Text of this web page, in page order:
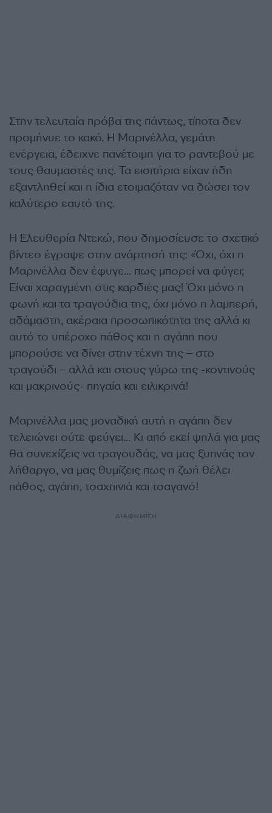
Στην τελευταία πρόβα της πάντως, τίποτα δεν
προμήνυε το κακό. Η Μαρινέλλα, γεμάτη
ενέργεια, έδειχνε πανέτοιμη για το ραντεβού με
τους θαυμαστές της. Τα εισιτήρια είχαν ήδη
εξαντληθεί και η ίδια ετοιμαζόταν να δώσει τον
καλύτερο εαυτό της.
Η Ελευθερία Ντεκώ, που δημοσίευσε το σχετικό
βίντεο έγραψε στην ανάρτησή της: «Όχι, όχι η
Μαρινέλλα δεν έφυγε… πως μπορεί να φύγει;
Είναι χαραγμένη στις καρδιές μας! Όχι μόνο η
φωνή και τα τραγούδια της, όχι μόνο η λαμπερή,
αδάμαστη, ακέραια προσωπικότητα της αλλά κι
αυτό το υπέροχο πάθος και η αγάπη που
μπορούσε να δίνει στην τέχνη της – στο
τραγούδι – αλλά και στους γύρω της -κοντινούς
και μακρινούς- πηγαία και ειλικρινά!
Μαρινέλλα μας μοναδική αυτή η αγάπη δεν
τελειώνει ούτε φεύγει… Κι από εκεί ψηλά για μας
θα συνεχίζεις να τραγουδάς, να μας ξυπνάς τον
λήθαργο, να μας θυμίζεις πως η ζωή θέλει
πάθος, αγάπη, τσαχπινιά και τσαγανό!
ΔΙΑΦΗΜΙΣΗ